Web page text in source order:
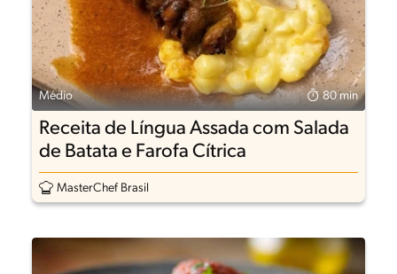
Médio 80 min
Receita de Língua Assada com Salada
de Batata e Farofa Cítrica
MasterChef Brasil